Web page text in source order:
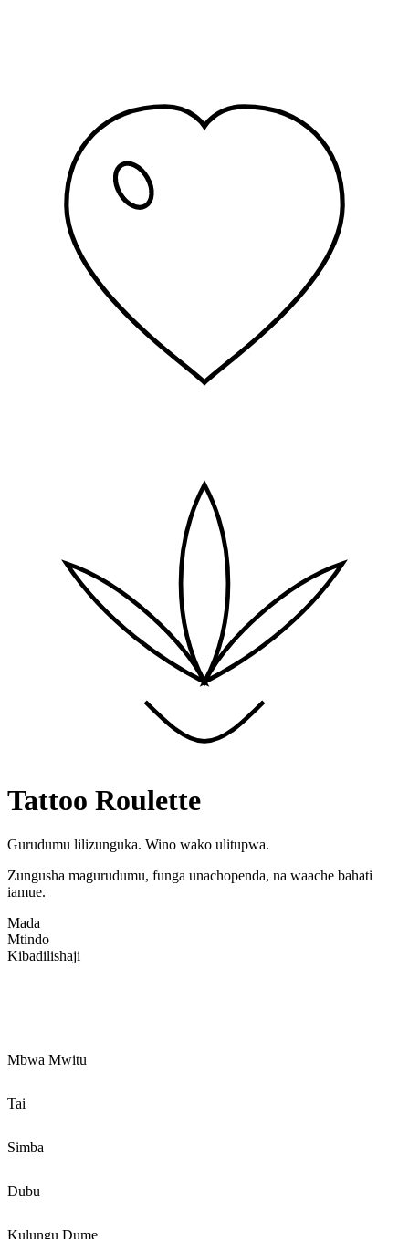
Tattoo Roulette
Gurudumu lilizunguka. Wino wako ulitupwa.
Zungusha magurudumu, funga unachopenda, na waache bahati
iamue.
Mada
Mtindo
Kibadilishaji
Mbwa Mwitu
Tai
Simba
Dubu
Kulungu Dume